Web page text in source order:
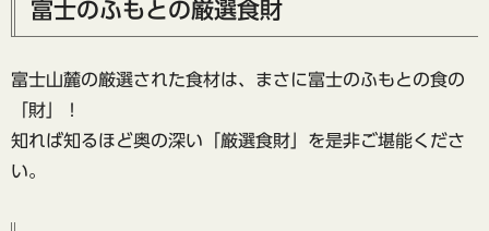
富士のふもとの厳選食財
富士山麓の厳選された食材は、まさに富士のふもとの食の
「財」！
知れば知るほど奥の深い「厳選食財」を是非ご堪能くださ
い。